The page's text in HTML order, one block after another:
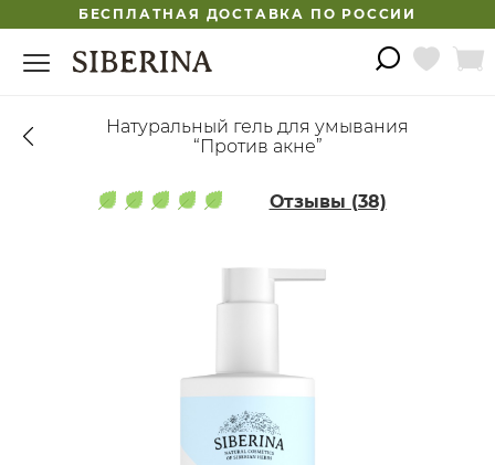
БЕСПЛАТНАЯ ДОСТАВКА ПО РОССИИ
Натуральный гель для умывания
“Против акне”
Отзывы (38)